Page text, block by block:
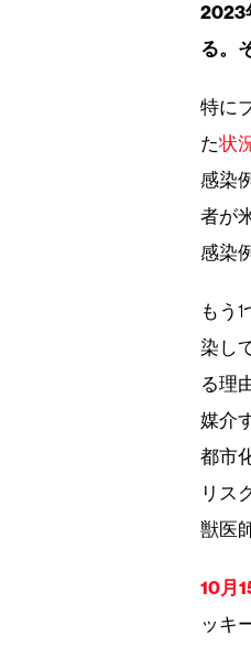
2023
る。
特に
た状
感染
者が
感染
もう
染し
る理
媒介
都市
リス
獣医
10月
ッキ